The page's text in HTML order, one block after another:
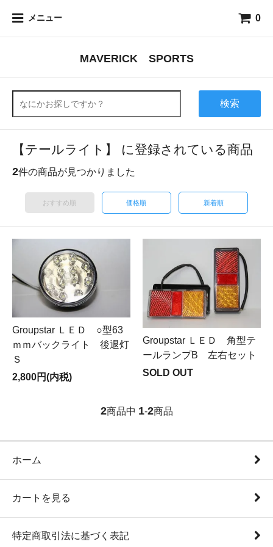
メニュー 0
MAVERICK SPORTS
検索
【テールライト】 に登録されている商品
2件の商品が見つかりました
おすすめ順 価格順 新着順
Groupstar ＬＥＤ ○型63
ｍｍバックライト 後退灯
Ｓ
2,800円(内税)
Groupstar ＬＥＤ 角型テ
ールランプB 左右セット
SOLD OUT
2商品中 1-2商品
ホーム
カートを見る
特定商取引法に基づく表記